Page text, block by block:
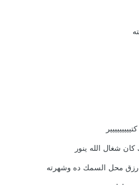
شغال الله ينور
رزق محل السمك ده وشهرته